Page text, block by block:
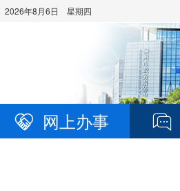
2026年8月6日 星期四
网上办事